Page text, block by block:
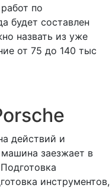
по
будет составлен
назвать из уже
от 75 до 140 тыс
действий и
машина заезжает в
инструментов,